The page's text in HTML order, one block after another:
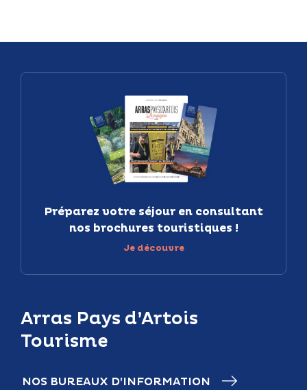
Arras Pays d’Artois
Tourisme
NOS BUREAUX D’INFORMATION
Préparez votre séjour en consultant
nos brochures touristiques !
Je découvre